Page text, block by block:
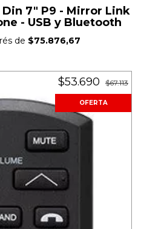
7" P9 - Mirror Link
- USB y Bluetooth
de $75.876,67
$53.690 $67.113
OFERTA